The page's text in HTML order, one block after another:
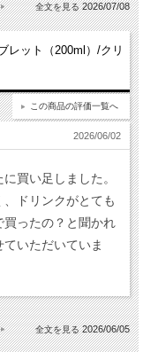
2026/07/08
レット（200ml）/クリ
この商品の評価一覧へ
2026/06/02
買い足しました。
ドリンクがとても
ったの？と聞かれ
いただいていま
2026/06/05